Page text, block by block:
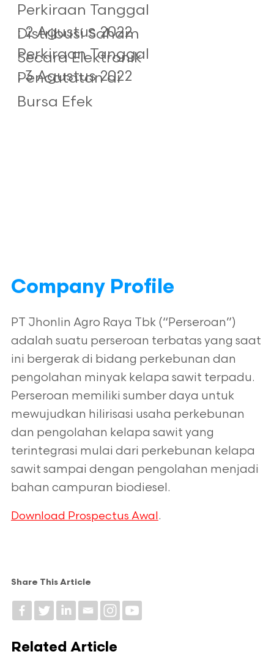
Perkiraan Tanggal
Distribusi Saham
Secara Elektronik
: 2 Agustus 2022
Perkiraan Tanggal
Pencatatan di
Bursa Efek
: 3 Agustus 2022
Company Profile
PT Jhonlin Agro Raya Tbk (“Perseroan”)
adalah suatu perseroan terbatas yang saat
ini bergerak di bidang perkebunan dan
pengolahan minyak kelapa sawit terpadu.
Perseroan memiliki sumber daya untuk
mewujudkan hilirisasi usaha perkebunan
dan pengolahan kelapa sawit yang
terintegrasi mulai dari perkebunan kelapa
sawit sampai dengan pengolahan menjadi
bahan campuran biodiesel.
Download Prospectus Awal .
Share This Article
Related Article